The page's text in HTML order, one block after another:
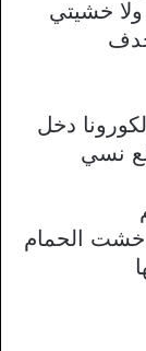
خشيتي
دخل
نسي
الحمام